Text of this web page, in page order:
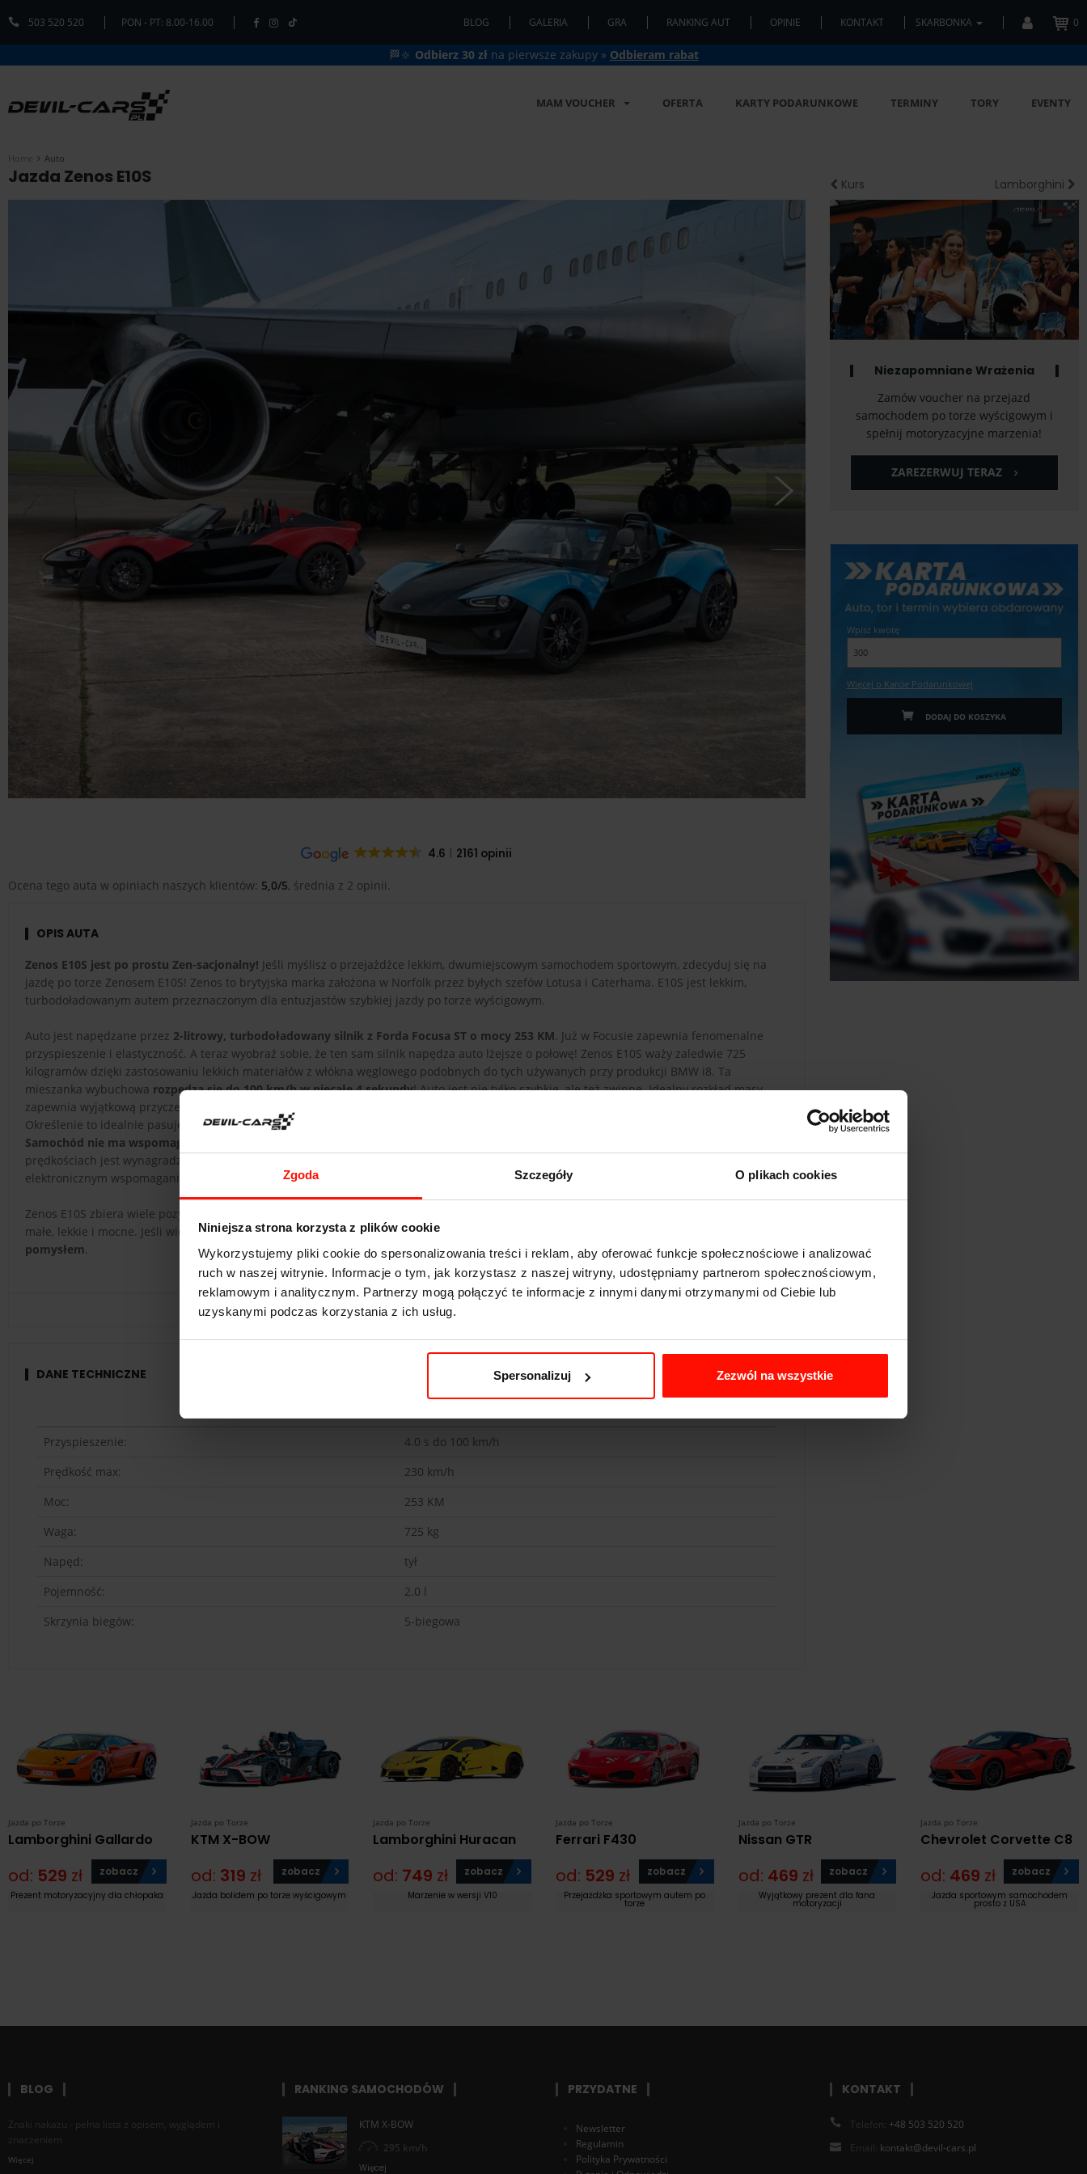
Zgoda Szczegóły O plikach cookies
Niniejsza strona korzysta z plików cookie
Wykorzystujemy pliki cookie do spersonalizowania treści i reklam, aby oferować funkcje społecznościowe i analizować
ruch w naszej witrynie. Informacje o tym, jak korzystasz z naszej witryny, udostępniamy partnerom społecznościowym,
reklamowym i analitycznym. Partnerzy mogą połączyć te informacje z innymi danymi otrzymanymi od Ciebie lub
uzyskanymi podczas korzystania z ich usług.
Spersonalizuj Zezwól na wszystkie
503 520 520 PON - PT: 8.00-16.00 BLOG GALERIA GRA RANKING AUT OPINIE KONTAKT SKARBONKA 0
🏁🔆 Odbierz 30 zł na pierwsze zakupy » Odbieram rabat
MAM VOUCHER OFERTA KARTY PODARUNKOWE TERMINY TORY EVENTY
Home Auto
Jazda Zenos E10S
4.6 2161 opinii
Ocena tego auta w opiniach naszych klientów: 5,0/5, średnia z 2 opinii.
OPIS AUTA
Zenos E10S jest po prostu Zen-sacjonalny! Jeśli myślisz o przejażdżce lekkim, dwumiejscowym samochodem sportowym, zdecyduj się na
jazdę po torze Zenosem E10S! Zenos to brytyjska marka założona w Norfolk przez byłych szefów Lotusa i Caterhama. E10S jest lekkim,
turbodoładowanym autem przeznaczonym dla entuzjastów szybkiej jazdy po torze wyścigowym.
Auto jest napędzane przez 2-litrowy, turbodoładowany silnik z Forda Focusa ST o mocy 253 KM. Już w Focusie zapewnia fenomenalne
przyspieszenie i elastyczność. A teraz wyobraź sobie, że ten sam silnik napędza auto lżejsze o połowę! Zenos E10S waży zaledwie 725
kilogramów dzięki zastosowaniu lekkich materiałów z włókna węglowego podobnych do tych używanych przy produkcji BMW i8. Ta
mieszanka wybuchowa rozpędza się do 100 km/h w niecałe 4 sekundy! Auto jest nie tylko szybkie, ale też zwinne. Idealny rozkład masy
zapewnia wyjątkową przyczepność. Podczas testów sportowych samochodów dziennikarze motoryzacyjni lubią używać słowa “responsywny”.
Określenie to idealnie pasuje do jazdy Zenosem E10S - auto świetnie przekazuje kierowcy informacje dotyczące stanu nawierzchni.
Samochód nie ma wspomagania układu kierowniczego
prędkościach jest wynagradzany podczas szybkiej jazdy. Właśnie wtedy Zenos E10S błyszczy i pokazuje swoją przewagę nad autami z
elektronicznym wspomaganiem.
Zenos E10S zbiera wiele pozytywnych recenzji wśród osób, które zdecydowały się na przetestowanie go na torze. To auto typowo sportowe -
małe, lekkie i mocne. Jeśli więc jesteś fanem prędkości i świetnego prowadzenia,
pomysłem.
DANE TECHNICZNE
Przyspieszenie:
4.0 s do 100 km/h
Prędkość max:
230 km/h
Moc:
253 KM
Waga:
725 kg
Napęd:
tył
Pojemność:
2.0 l
Skrzynia biegów:
5-biegowa
Kurs Lamborghini
Niezapomniane Wrażenia
Zamów voucher na przejazd
samochodem po torze wyścigowym i
spełnij motoryzacyjne marzenia!
ZAREZERWUJ TERAZ
Wpisz kwotę
Więcej o Karcie Podarunkowej
DODAJ DO KOSZYKA
Jazda po Torze
Lamborghini Gallardo
od: 529 zł zobacz
Prezent motoryzacyjny dla chłopaka
Jazda po Torze
KTM X-BOW
od: 319 zł zobacz
Jazda bolidem po torze wyścigowym
Jazda po Torze
Lamborghini Huracan
od: 749 zł zobacz
Marzenie w wersji V10
Jazda po Torze
Ferrari F430
od: 529 zł zobacz
Przejażdżka sportowym autem po
torze
Jazda po Torze
Nissan GTR
od: 469 zł zobacz
Wyjątkowy prezent dla fana
motoryzacji
Jazda po Torze
Chevrolet Corvette C8
od: 469 zł zobacz
Jazda sportowym samochodem
prosto z USA
BLOG
Znaki nakazu - pełna lista z opisem, wyglądem i
znaczeniem
Więcej
RANKING SAMOCHODÓW
KTM X-BOW
295 km/h
Więcej
PRZYDATNE
Newsletter
Regulamin
Polityka Prywatności
KONTAKT
Telefon: +48 503 520 520
Email: kontakt@devil-cars.pl